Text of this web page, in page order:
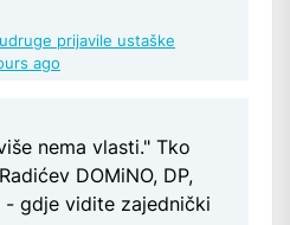
prijavile ustaške
ago
nema vlasti." Tko
DOMiNO, DP,
- gdje vidite zajednički